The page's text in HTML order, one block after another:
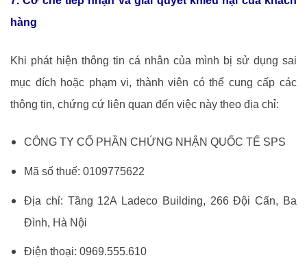
hàng
Khi phát hiện thông tin cá nhân của mình bị sử dụng sai
mục đích hoặc phạm vi, thành viên có thể cung cấp các
thông tin, chứng cứ liên quan đến việc này theo địa chỉ:
CÔNG TY CỔ PHẦN CHỨNG NHẬN QUỐC TẾ SPS
Mã số thuế: 0109775622
Địa chỉ: Tầng 12A Ladeco Building, 266 Đội Cấn, Ba
Đình, Hà Nội
Điện thoại: 0969.555.610